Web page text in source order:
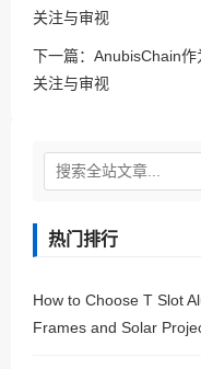
关注与审视
下一篇： AnubisChain作
关注与审视
热门排行
How to Choose T Slot
Frames and Solar